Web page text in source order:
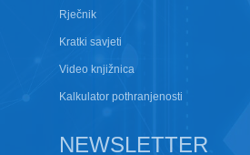
Rječnik
Kratki savjeti
Video knjižnica
Kalkulator pothranjenosti
NEWSLETTER